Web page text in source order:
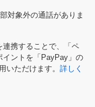
対象外の通話がありま
携することで、「ペ
イントを「PayPay」の
いただけます。 詳しく